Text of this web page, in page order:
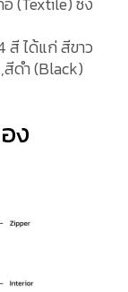
ได้แก่ สีขาว
ดำ (Black)
ง